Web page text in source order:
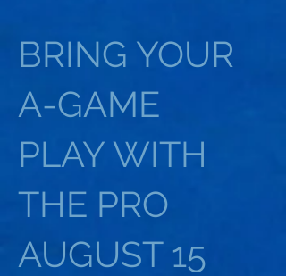
BRING YOUR
A-GAME
PLAY WITH
THE PRO
AUGUST 15